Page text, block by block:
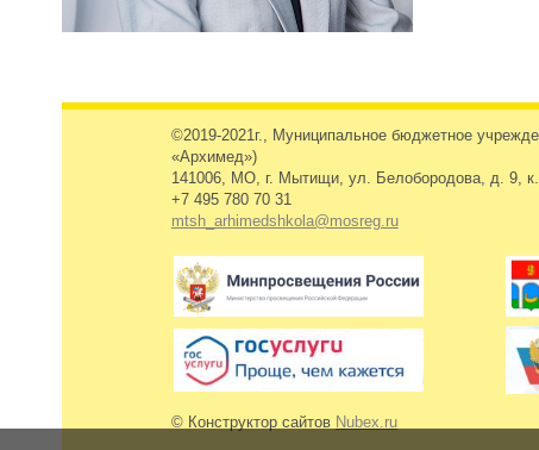
©2019-2021г., Муниципальное бюджетное
«Архимед»)
141006, МО, г. Мытищи, ул. Белобородова, д. 9, к.
+7 495 780 70 31
mtsh_arhimedshkola@mosreg.ru
© Конструктор сайтов Nubex.ru